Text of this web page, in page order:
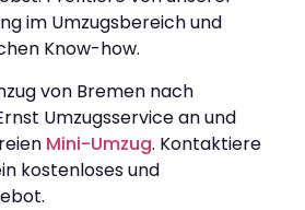
im Umzugsbereich und
Know-how.
von Bremen nach
Umzugsservice an und
Mini-Umzug. Kontaktiere
kostenloses und